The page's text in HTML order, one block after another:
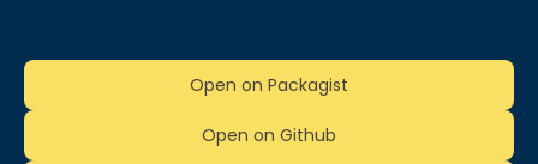
Open on Packagist
Open on Github